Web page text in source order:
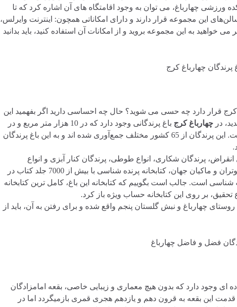
ورزشی چهارباغ، می توان به وجود اقامتگاه های آن اشاره کرد که تا
سالن‌های این مجموعه قرار دارند و دارای امکاناتی همچون: اینترنت وایرلس،
خواهید به این مجموعه بروید و از امکانات آن استفاده کنید، باید بدانید
در کرج قرار دارد چه حسی می شوید؟ حال چه احساسی دارید اگر بفهمید این
در چهارباغ کرج
باغ پرندگانی وجود دارد که در 10 هزار متر مربع و در
چند طبقه، پذیرای حدود 2 هزار گونه کمیاب از پرندگان است. این پرندگان از 65 کشور مختلف جمع‌آوری شده اند و به این باغ پرندگان
انقراض، پرندگان شکاری، انواع طوطی، پرندگان کنار آبزی و انواع
کبوترهاست. همچنین این باغ دارای بزرگترین کلکسیون کبوتران و ماکیان جهان، کتابخانه پرنده شناسی با بیش از 7000 جلد کتاب در
پروانه شناسی است. جالب است بگوییم که کتابخانه این باغ، کامل ترین کتابخانه
بر روی این کتابخانه حساب ویژه باز کرد.
چهارباغ و نبش گلستان پنجم واقع شده و برای رفتن به آن، باید از
ای وجود دارد که بدون هیچ معماری و زیبایی خاصی، بقعه امامزادگان
این بقعه به قرون دهم و یازدهم هجری قمری بازمیگردد اما در